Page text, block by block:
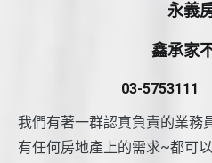
永義
鑫承家
03-5753111
我們有著一群認真負責的業務
有任何房地產上的需求~都可